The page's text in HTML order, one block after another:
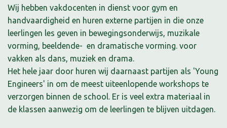
Wij hebben vakdocenten in dienst voor gym en
handvaardigheid en huren externe partijen in die onze
leerlingen les geven in bewegingsonderwijs, muzikale
vorming, beeldende- en dramatische vorming. voor
vakken als dans, muziek en drama.
Het hele jaar door huren wij daarnaast partijen als 'Young
Engineers' in om de meest uiteenlopende workshops te
verzorgen binnen de school. Er is veel extra materiaal in
de klassen aanwezig om de leerlingen te blijven uitdagen.